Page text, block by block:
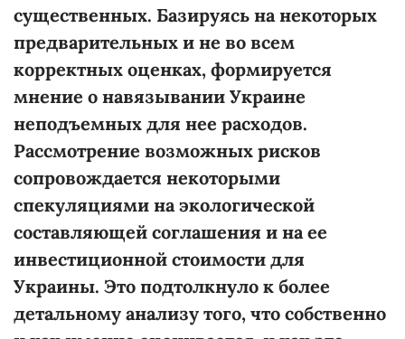
существенных. Базируясь на некоторых
предварительных и не во всем
корректных оценках, формируется
мнение о навязывании Украине
неподъемных для нее расходов.
Рассмотрение возможных рисков
сопровождается некоторыми
спекуляциями на экологической
составляющей соглашения и на ее
инвестиционной стоимости для
Украины. Это подтолкнуло к более
детальному анализу того, что собственно